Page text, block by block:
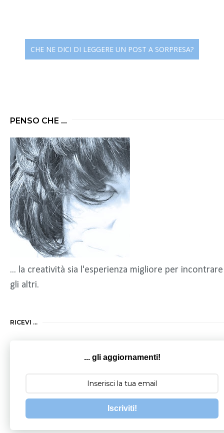
CHE NE DICI DI LEGGERE UN POST A SORPRESA?
PENSO CHE ...
... la creatività sia l'esperienza migliore per incontrare
gli altri.
RICEVI ...
... gli aggiornamenti!
Iscriviti!